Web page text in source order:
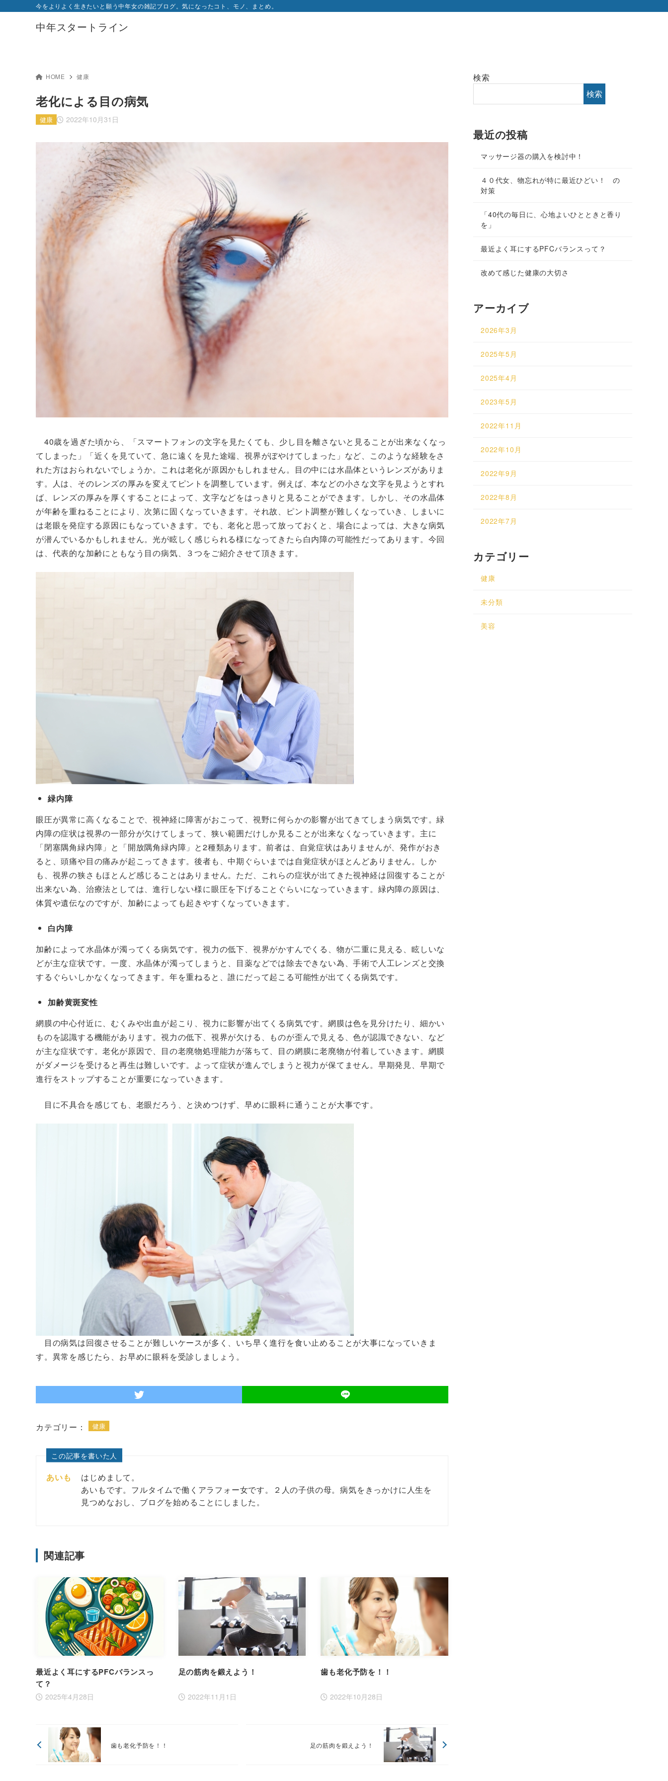
中年スタートライン
今をよりよく生きたいと願う中年女の雑記ブログ。気になったコト、モノ、まとめ。
HOME 健康
老化による目の病気
2022年10月31日
健康
40歳を過ぎた頃から、「スマートフォンの文字を見たくても、少し目を離さないと見ることが出来なくなっ
てしまった」「近くを見ていて、急に遠くを見た途端、視界がぼやけてしまった」など、このような経験をさ
れた方はおられないでしょうか。これは老化が原因かもしれません。目の中には水晶体というレンズがありま
す。人は、そのレンズの厚みを変えてピントを調整しています。例えば、本などの小さな文字を見ようとすれ
ば、レンズの厚みを厚くすることによって、文字などをはっきりと見ることができます。しかし、その水晶体
が年齢を重ねることにより、次第に固くなっていきます。それ故、ピント調整が難しくなっていき、しまいに
は老眼を発症する原因にもなっていきます。でも、老化と思って放っておくと、場合によっては、大きな病気
が潜んでいるかもしれません。光が眩しく感じられる様になってきたら白内障の可能性だってあります。今回
は、代表的な加齢にともなう目の病気、３つをご紹介させて頂きます。
緑内障
眼圧が異常に高くなることで、視神経に障害がおこって、視野に何らかの影響が出てきてしまう病気です。緑
内障の症状は視界の一部分が欠けてしまって、狭い範囲だけしか見ることが出来なくなっていきます。主に
「閉塞隅角緑内障」と「開放隅角緑内障」と2種類あります。前者は、自覚症状はありませんが、発作がおき
ると、頭痛や目の痛みが起こってきます。後者も、中期ぐらいまでは自覚症状がほとんどありません。しか
も、視界の狭さもほとんど感じることはありません。ただ、これらの症状が出てきた視神経は回復することが
出来ない為、治療法としては、進行しない様に眼圧を下げることぐらいになっていきます。緑内障の原因は、
体質や遺伝なのですが、加齢によっても起きやすくなっていきます。
白内障
加齢によって水晶体が濁ってくる病気です。視力の低下、視界がかすんでくる、物が二重に見える、眩しいな
どが主な症状です。一度、水晶体が濁ってしまうと、目薬などでは除去できない為、手術で人工レンズと交換
するぐらいしかなくなってきます。年を重ねると、誰にだって起こる可能性が出てくる病気です。
加齢黄斑変性
網膜の中心付近に、むくみや出血が起こり、視力に影響が出てくる病気です。網膜は色を見分けたり、細かい
ものを認識する機能があります。視力の低下、視界が欠ける、ものが歪んで見える、色が認識できない、など
が主な症状です。老化が原因で、目の老廃物処理能力が落ちて、目の網膜に老廃物が付着していきます。網膜
がダメージを受けると再生は難しいです。よって症状が進んでしまうと視力が保てません。早期発見、早期で
進行をストップすることが重要になっていきます。
目に不具合を感じても、老眼だろう、と決めつけず、早めに眼科に通うことが大事です。
目の病気は回復させることが難しいケースが多く、いち早く進行を食い止めることが大事になっていきま
す。異常を感じたら、お早めに眼科を受診しましょう。
カテゴリー： 健康
この記事を書いた人
あいも
はじめまして。
あいもです。フルタイムで働くアラフォー女です。２人の子供の母。病気をきっかけに人生を
見つめなおし、ブログを始めることにしました。
関連記事
最近よく耳にするPFCバランスっ
て？
2025年4月28日
足の筋肉を鍛えよう！
2022年11月1日
歯も老化予防を！！
2022年10月28日
歯も老化予防を！！ 足の筋肉を鍛えよう！
検索
検索
最近の投稿
マッサージ器の購入を検討中！
４０代女、物忘れが特に最近ひどい！ の
対策
「40代の毎日に、心地よいひとときと香り
を」
最近よく耳にするPFCバランスって？
改めて感じた健康の大切さ
アーカイブ
2026年3月
2025年5月
2025年4月
2023年5月
2022年11月
2022年10月
2022年9月
2022年8月
2022年7月
カテゴリー
健康
未分類
美容